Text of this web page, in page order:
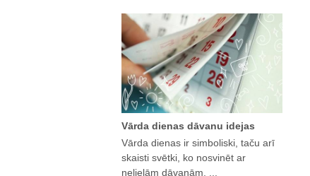
Vārda dienas dāvanu idejas
Vārda dienas ir simboliski, taču arī
skaisti svētki, ko nosvinēt ar
nelielām dāvanām. ...